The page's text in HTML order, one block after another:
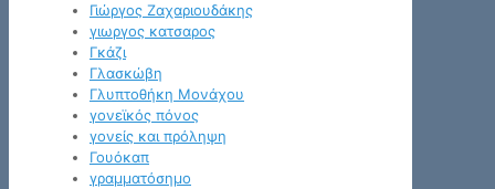
Γιώργος Ζαχαριουδάκης
γιωργος κατσαρος
Γκάζι
Γλασκώβη
Γλυπτοθήκη Μονάχου
γονεϊκός πόνος
γονείς και πρόληψη
Γουόκαπ
γραμματόσημο